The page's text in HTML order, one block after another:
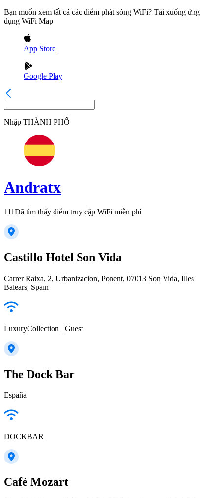
Bạn muốn xem tất cả các điểm phát sóng WiFi? Tải xuống ứng
dụng WiFi Map
App Store
Google Play
Nhập THÀNH PHỐ
Andratx
111Đã tìm thấy điểm truy cập WiFi miễn phí
Castillo Hotel Son Vida
Carrer Raixa, 2, Urbanizacion, Ponent, 07013 Son Vida, Illes
Balears, Spain
LuxuryCollection _Guest
The Dock Bar
España
DOCKBAR
Café Mozart